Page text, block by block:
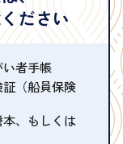
ださい
者手帳
（船員保険
、もしくは